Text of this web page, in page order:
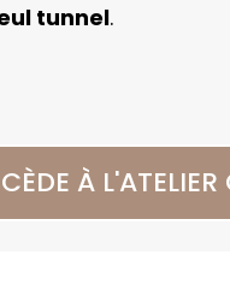
tunnel.
À L'ATELIER